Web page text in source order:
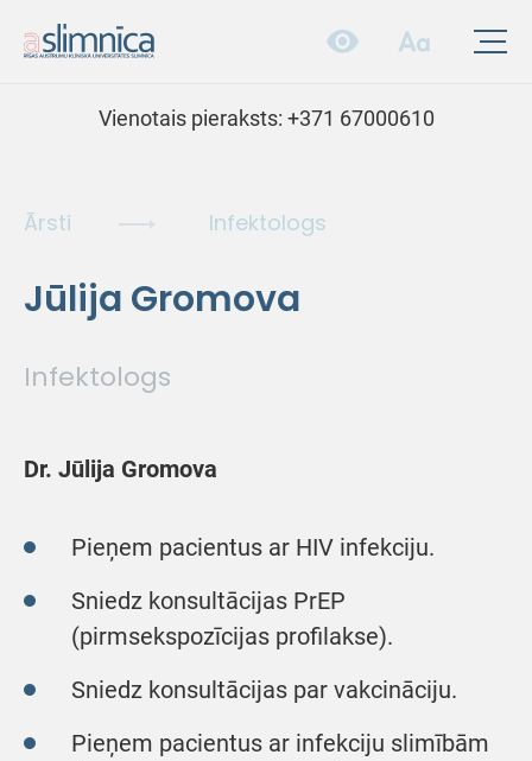
Vienotais pieraksts: +371 67000610
Ārsti Infektologs
Jūlija Gromova
Infektologs
Dr. Jūlija Gromova
Pieņem pacientus ar HIV infekciju.
Sniedz konsultācijas PrEP
(pirmsekspozīcijas profilakse).
Sniedz konsultācijas par vakcināciju.
Pieņem pacientus ar infekciju slimībām